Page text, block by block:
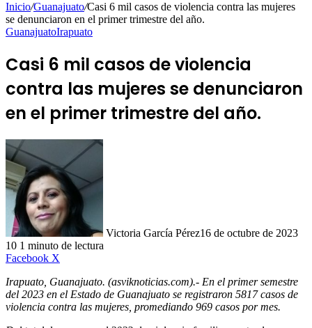
Inicio/Guanajuato/Casi 6 mil casos de violencia contra las mujeres
se denunciaron en el primer trimestre del año.
GuanajuatoIrapuato
Casi 6 mil casos de violencia
contra las mujeres se denunciaron
en el primer trimestre del año.
Victoria García Pérez16 de octubre de 2023
10 1 minuto de lectura
Facebook X
Irapuato, Guanajuato. (asviknoticias.com).- En el primer semestre
del 2023 en el Estado de Guanajuato se registraron 5817 casos de
violencia contra las mujeres, promediando 969 casos por mes.